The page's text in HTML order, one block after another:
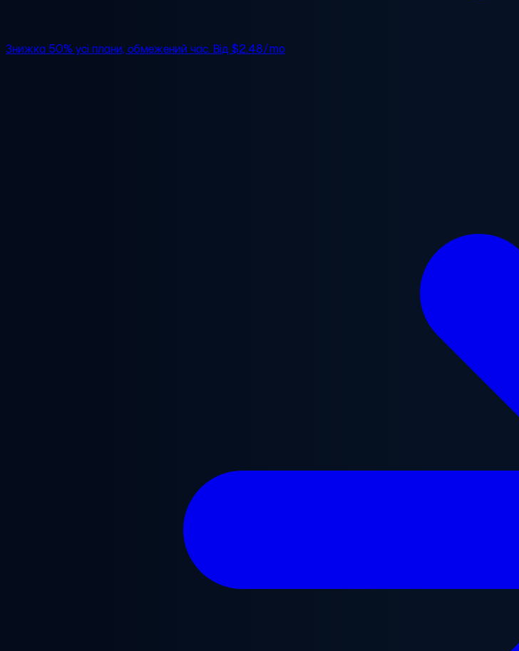
Знижка 50% усі плани, обмежений час. Від$2.48/mo